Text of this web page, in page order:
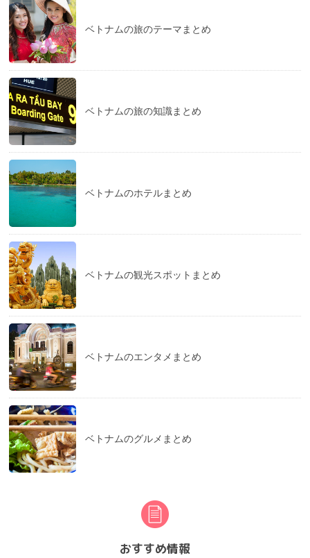
ベトナムの旅のテーマまとめ
ベトナムの旅の知識まとめ
ベトナムのホテルまとめ
ベトナムの観光スポットまとめ
ベトナムのエンタメまとめ
ベトナムのグルメまとめ
おすすめ情報